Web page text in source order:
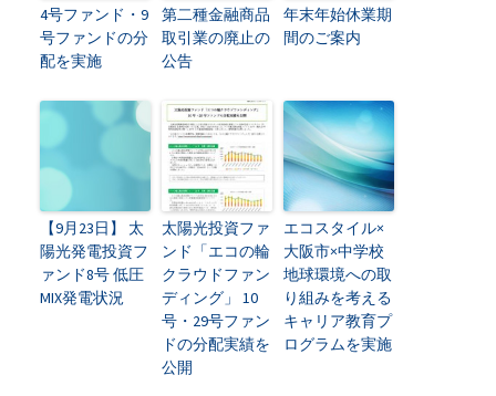
4号ファンド・9
号ファンドの分
配を実施
第二種金融商品
取引業の廃止の
公告
年末年始休業期
間のご案内
【9月23日】 太
陽光発電投資フ
ァンド8号 低圧
MIX発電状況
太陽光投資ファ
ンド「エコの輪
クラウドファン
ディング」 10
号・29号ファン
ドの分配実績を
公開
エコスタイル×
大阪市×中学校
地球環境への取
り組みを考える
キャリア教育プ
ログラムを実施